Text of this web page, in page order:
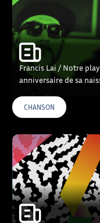
Francis Lai / Notre
anniversaire de sa
CHANSON